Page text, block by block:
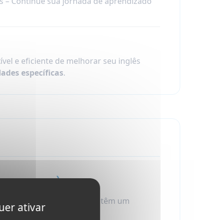
e eficiente de melhorar seu inglês
específicas.
Especial
. Todas as aulas têm um
ativar